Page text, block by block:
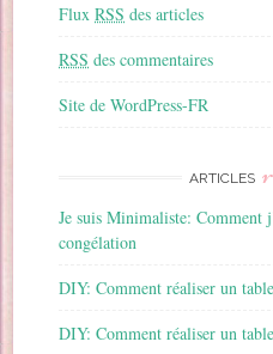
FluxRSS des articles
RSS des commentaires
Site de WordPress-FR
ARTICLES
Je suis Minimaliste: Comment
congélation
DIY: Comment réaliser un
DIY: Comment réaliser un